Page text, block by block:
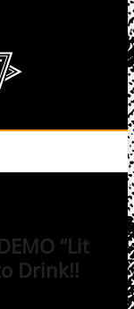
“Lit
Drink!!